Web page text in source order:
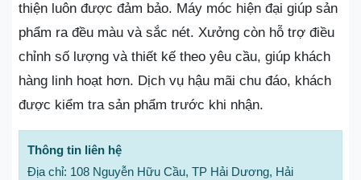
thiện luôn được đảm bảo. Máy móc hiện đại giúp sản
phẩm ra đều màu và sắc nét. Xưởng còn hỗ trợ điều
chỉnh số lượng và thiết kế theo yêu cầu, giúp khách
hàng linh hoạt hơn. Dịch vụ hậu mãi chu đáo, khách
được kiểm tra sản phẩm trước khi nhận.
Thông tin liên hệ
Địa chỉ: 108 Nguyễn Hữu Cầu, TP Hải Dương, Hải